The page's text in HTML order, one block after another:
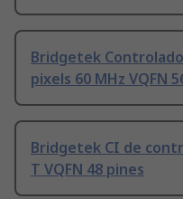
Bridgetek
pixels 60 MHz VQFN
Bridgetek CI de
T VQFN 48 pines